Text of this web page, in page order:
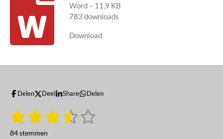
Word – 11,9 KB
783 downloads
Download
Delen Deel Share Delen
R
t
1
s
2
s
3
s
4 5
84 stemmen